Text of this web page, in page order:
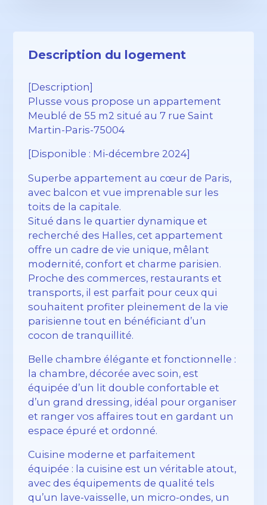
Description du logement
[Description]
Plusse vous propose un appartement
Meublé de 55 m2 situé au 7 rue Saint
Martin-Paris-75004
[Disponible : Mi-décembre 2024]
Superbe appartement au cœur de Paris,
avec balcon et vue imprenable sur les
toits de la capitale.
Situé dans le quartier dynamique et
recherché des Halles, cet appartement
offre un cadre de vie unique, mêlant
modernité, confort et charme parisien.
Proche des commerces, restaurants et
transports, il est parfait pour ceux qui
souhaitent profiter pleinement de la vie
parisienne tout en bénéficiant d’un
cocon de tranquillité.
Belle chambre élégante et fonctionnelle :
la chambre, décorée avec soin, est
équipée d’un lit double confortable et
d’un grand dressing, idéal pour organiser
et ranger vos affaires tout en gardant un
espace épuré et ordonné.
Cuisine moderne et parfaitement
équipée : la cuisine est un véritable atout,
avec des équipements de qualité tels
qu’un lave-vaisselle, un micro-ondes, un